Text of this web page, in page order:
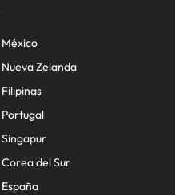
México
Nueva Zelanda
Filipinas
Portugal
Singapur
Corea del Sur
España